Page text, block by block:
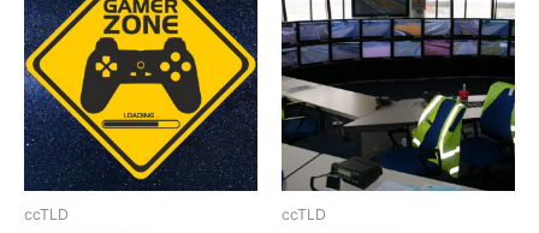
ccTLD ccTLD